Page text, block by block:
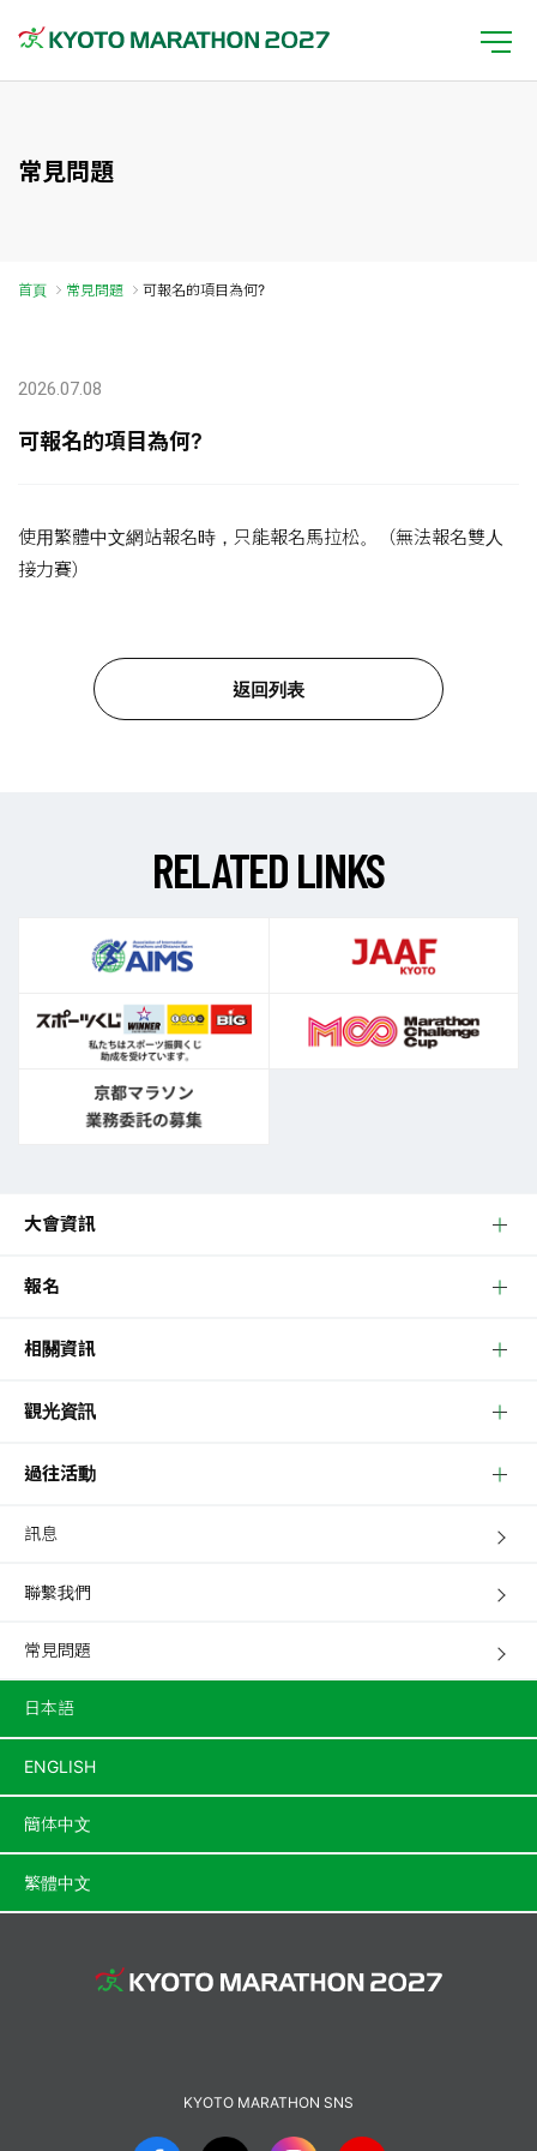
常見問題
首頁 常見問題 可報名的項目為何?
2026.07.08
可報名的項目為何?
使用繁體中文網站報名時，只能報名馬拉松。（無法報名雙人
接力賽）
返回列表
RELATEDLINKS
大會資訊
報名
相關資訊
觀光資訊
過往活動
訊息
聯繫我們
常見問題
日本語
ENGLISH
簡体中文
繁體中文
KYOTO MARATHON SNS